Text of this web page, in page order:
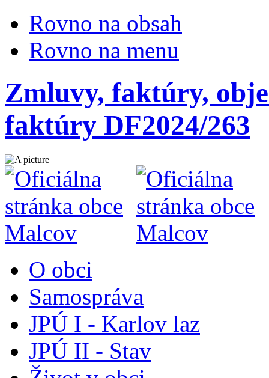
Rovno na obsah
Rovno na menu
Zmluvy, faktúry,
faktúry DF2024/263
O obci
Samospráva
JPÚ I - Karlov laz
JPÚ II - Stav